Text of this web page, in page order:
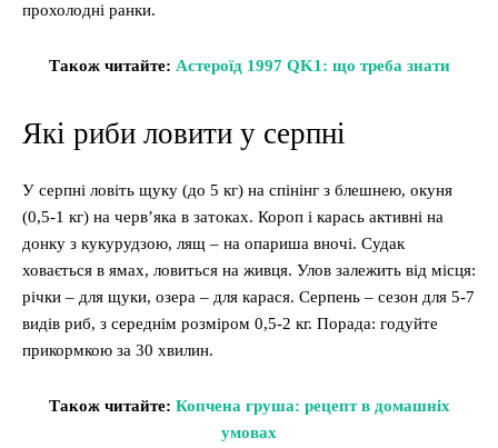
прохолодні ранки.
Також читайте: Астероїд 1997 QK1: що треба знати
Які риби ловити у серпні
У серпні ловіть щуку (до 5 кг) на спінінг з блешнею, окуня
(0,5-1 кг) на черв’яка в затоках. Короп і карась активні на
донку з кукурудзою, лящ – на опариша вночі. Судак
ховається в ямах, ловиться на живця. Улов залежить від місця:
річки – для щуки, озера – для карася. Серпень – сезон для 5-7
видів риб, з середнім розміром 0,5-2 кг. Порада: годуйте
прикормкою за 30 хвилин.
Також читайте: Копчена груша: рецепт в домашніх
умовах